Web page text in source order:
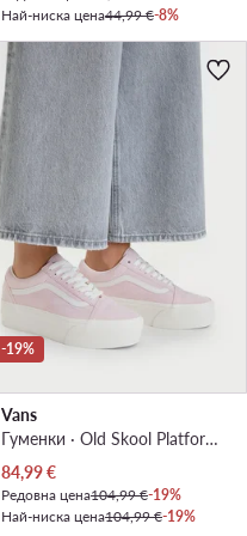
Най-ниска цена44,99 €-8%
-19%
Vans
Гуменки · Old Skool Platform · Светлорозов
Актуална цена
84,99€
Редовна цена104,99 €-19%
Най-ниска цена104,99 €-19%